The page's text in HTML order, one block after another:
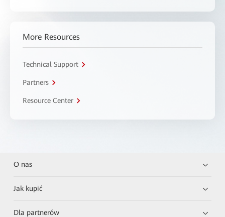
More Resources
Technical Support
Partners
Resource Center
O nas
Jak kupić
Dla partnerów